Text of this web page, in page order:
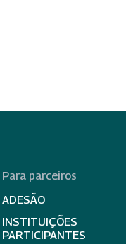
Para parceiros
ADESÃO
INSTITUIÇÕES
PARTICIPANTES